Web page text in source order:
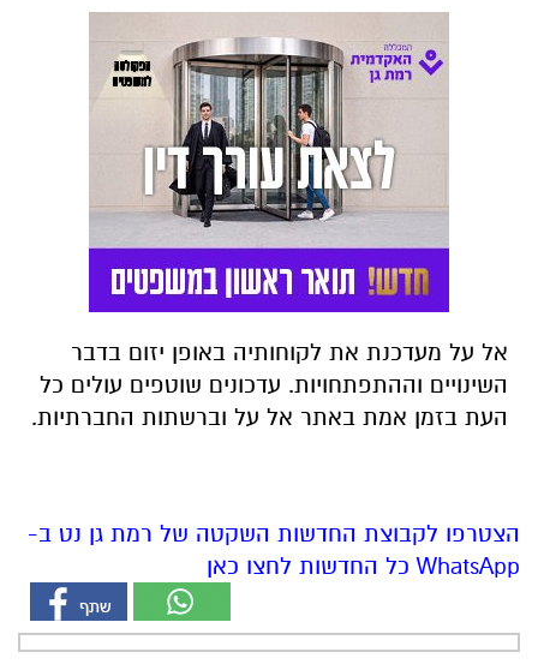
אל על מעדכנת את לקוחותיה באופן יזום בדבר
השינויים וההתפתחויות. עדכונים שוטפים עולים כל
העת בזמן אמת באתר אל על וברשתות החברתיות.
הצטרפו לקבוצת החדשות השקטה של רמת גן נט ב-
WhatsApp כל החדשות לחצו כאן